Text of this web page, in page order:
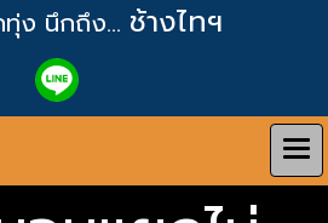
ง นึกถึง... ช้างไทฯ